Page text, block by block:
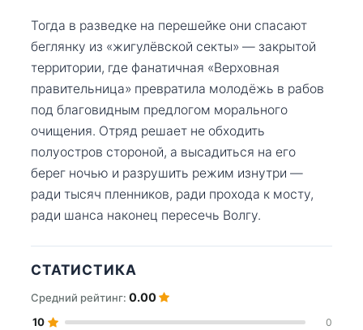
Тогда в разведке на перешейке они спасают
беглянку из «жигулёвской секты» — закрытой
территории, где фанатичная «Верховная
правительница» превратила молодёжь в рабов
под благовидным предлогом морального
очищения. Отряд решает не обходить
полуостров стороной, а высадиться на его
берег ночью и разрушить режим изнутри —
ради тысяч пленников, ради прохода к мосту,
ради шанса наконец пересечь Волгу.
СТАТИСТИКА
Средний рейтинг: 0.00
10 0